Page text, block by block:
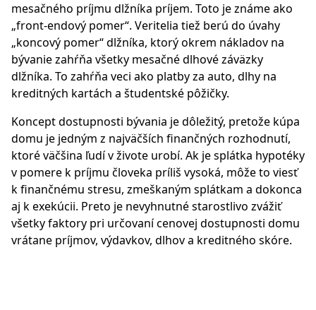
mesačného príjmu dlžníka príjem. Toto je známe ako
„front-endový pomer“. Veritelia tiež berú do úvahy
„koncový pomer“ dlžníka, ktorý okrem nákladov na
bývanie zahŕňa všetky mesačné dlhové záväzky
dlžníka. To zahŕňa veci ako platby za auto, dlhy na
kreditných kartách a študentské pôžičky.
Koncept dostupnosti bývania je dôležitý, pretože kúpa
domu je jedným z najväčších finančných rozhodnutí,
ktoré väčšina ľudí v živote urobí. Ak je splátka hypotéky
v pomere k príjmu človeka príliš vysoká, môže to viesť
k finančnému stresu, zmeškaným splátkam a dokonca
aj k exekúcii. Preto je nevyhnutné starostlivo zvážiť
všetky faktory pri určovaní cenovej dostupnosti domu
vrátane príjmov, výdavkov, dlhov a kreditného skóre.